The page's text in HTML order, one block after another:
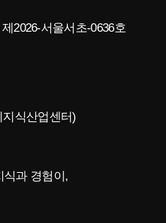
2026-서울서초-0636호
식산업센터)
식과 경험이,